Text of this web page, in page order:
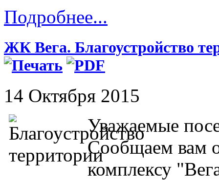
Подробнее...
ЖК Вега. Благоустройство
14 Октября 2015
Уважаемые
Сообщаем вам
комплексу